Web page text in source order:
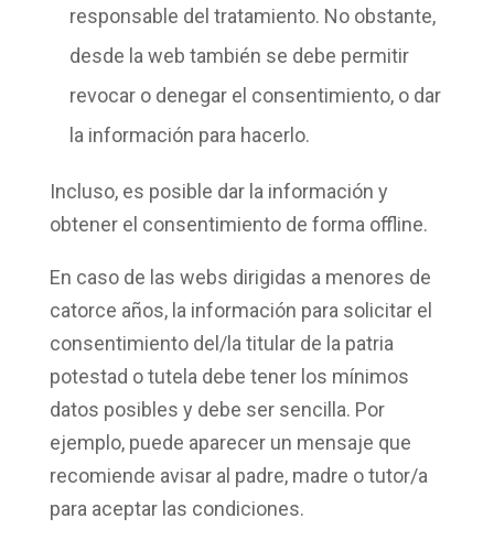
responsable del tratamiento. No obstante,
desde la web también se debe permitir
revocar o denegar el consentimiento, o dar
la información para hacerlo.
Incluso, es posible dar la información y
obtener el consentimiento de forma offline.
En caso de las webs dirigidas a menores de
catorce años, la información para solicitar el
consentimiento del/la titular de la patria
potestad o tutela debe tener los mínimos
datos posibles y debe ser sencilla. Por
ejemplo, puede aparecer un mensaje que
recomiende avisar al padre, madre o tutor/a
para aceptar las condiciones.